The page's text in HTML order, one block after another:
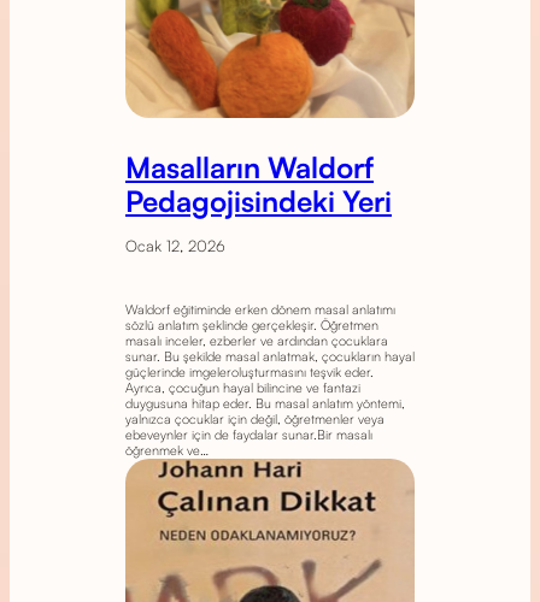
Masalların Waldorf
Pedagojisindeki Yeri
Ocak 12, 2026
Waldorf eğitiminde erken dönem masal anlatımı
sözlü anlatım şeklinde gerçekleşir. Öğretmen
masalı inceler, ezberler ve ardından çocuklara
sunar. Bu şekilde masal anlatmak, çocukların hayal
güçlerinde imgeleroluşturmasını teşvik eder.
Ayrıca, çocuğun hayal bilincine ve fantazi
duygusuna hitap eder. Bu masal anlatım yöntemi,
yalnızca çocuklar için değil, öğretmenler veya
ebeveynler için de faydalar sunar.Bir masalı
öğrenmek ve…